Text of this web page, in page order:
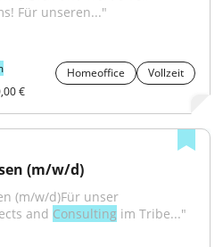
Für unseren..."
Homeoffice
Vollzeit
€
(m/w/d)
(m/w/d)Für unser
and Consulting im Tribe..."